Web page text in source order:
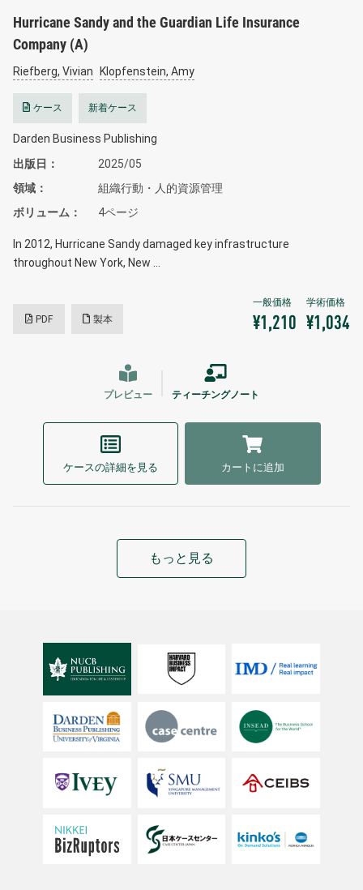
Hurricane Sandy and the Guardian Life Insurance
Company (A)
Riefberg, Vivian Klopfenstein, Amy
ケース 新着ケース
Darden Business Publishing
出版日
2025/05
領域
組織行動・人的資源管理
ボリューム
4ページ
In 2012, Hurricane Sandy damaged key infrastructure
throughout New York, New …
PDF 製本 ¥1,210 ¥1,034
プレビュー ティーチングノート
ケースの詳細を見る カートに追加
もっと見る